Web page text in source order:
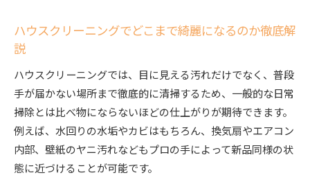
日常清掃では難しい汚れもハウスクリーニング
再発しにくい仕上がりを実現するプロの方法
適切な頻度で頼むハウスクリーニングのメリッ
ト
ハウスクリーニングと日常清掃の使い分け方
入居前や季節の節目におすすめのハウスクリー
ニング
ハウスクリーニングでどこまで綺麗になるのか徹底解
説
ハウスクリーニングでは、目に見える汚れだけでなく、普段
手が届かない場所まで徹底的に清掃するため、一般的な日常
掃除とは比べ物にならないほどの仕上がりが期待できます。
例えば、水回りの水垢やカビはもちろん、換気扇やエアコン
内部、壁紙のヤニ汚れなどもプロの手によって新品同様の状
態に近づけることが可能です。